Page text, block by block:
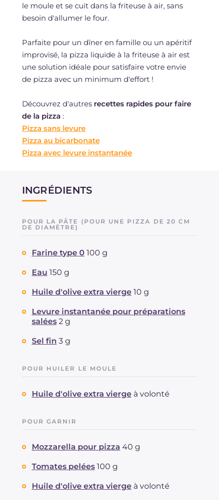
le moule et se cuit dans la friteuse à air, sans
besoin d'allumer le four.
Parfaite pour un dîner en famille ou un apéritif
improvisé, la pizza liquide à la friteuse à air est
une solution idéale pour satisfaire votre envie
de pizza avec un minimum d'effort !
Découvrez d'autres recettes rapides pour faire
de la pizza :
Pizza sans levure
Pizza au bicarbonate
Pizza avec levure instantanée
INGRÉDIENTS
POUR LA PÂTE (POUR UNE PIZZA DE 20 CM
DE DIAMÈTRE)
Farine type 0 100 g
Eau 150 g
Huile d'olive extra vierge 10 g
Levure instantanée pour préparations
salées 2 g
Sel fin 3 g
POUR HUILER LE MOULE
Huile d'olive extra vierge à volonté
POUR GARNIR
Mozzarella pour pizza 40 g
Tomates pelées 100 g
Huile d'olive extra vierge à volonté